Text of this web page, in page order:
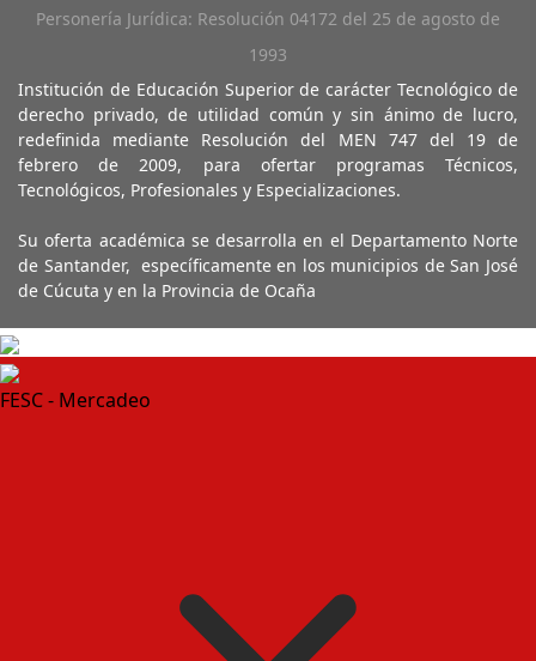
Personería Jurídica: Resolución 04172 del 25 de agosto de
1993
Institución de Educación Superior de carácter Tecnológico de
derecho privado, de utilidad común y sin ánimo de lucro,
redefinida mediante Resolución del MEN 747 del 19 de
febrero de 2009, para ofertar programas Técnicos,
Tecnológicos, Profesionales y Especializaciones.
Su oferta académica se desarrolla en el Departamento Norte
de Santander, específicamente en los municipios de San José
de Cúcuta y en la Provincia de Ocaña
FESC - Mercadeo